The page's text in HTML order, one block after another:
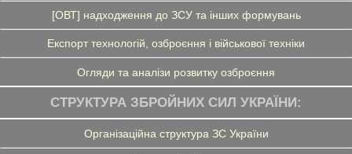
[ОВТ] надходження до ЗСУ та інших формувань
Експорт технологій, озброєння і військової техніки
Огляди та аналізи розвитку озброєння
СТРУКТУРА ЗБРОЙНИХ СИЛ УКРАЇНИ:
Організаційна структура ЗС України